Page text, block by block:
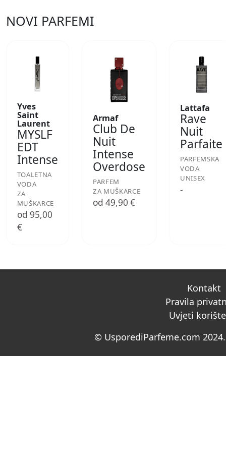
NOVI PARFEMI
Yves
Saint
Laurent
MYSLF
EDT
Intense
TOALETNA
VODA
ZA
MUŠKARCE
od 95,00
€
Armaf
Club De
Nuit
Intense
Overdose
PARFEM
ZA MUŠKARCE
od 49,90 €
Lattafa
Rave
Nuit
Parfaite
PARFEMSKA
VODA
UNISEX
-
Kontakt
Pravila
Uvjeti
© UsporediParfeme.com